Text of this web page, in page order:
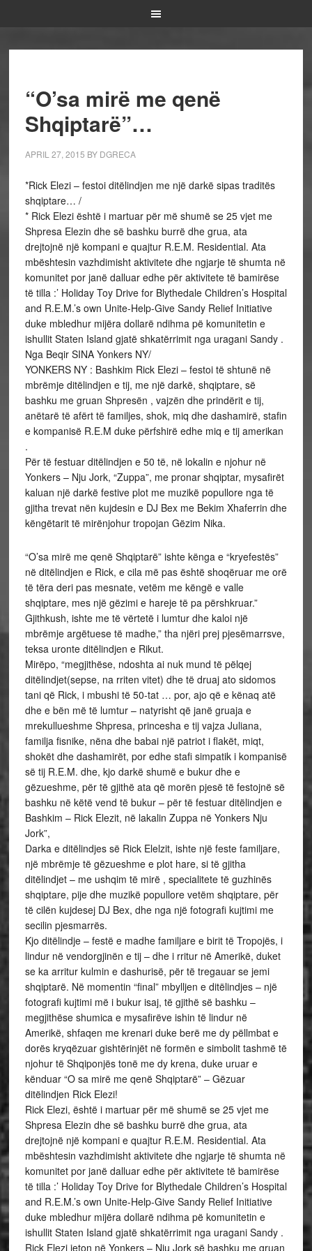
“O’sa mirë me qenë
Shqiptarë”…
APRIL 27, 2015 BY DGRECA
*Rick Elezi – festoi ditëlindjen me një darkë sipas traditës
shqiptare… /
* Rick Elezi është i martuar për më shumë se 25 vjet me
Shpresa Elezin dhe së bashku burrë dhe grua, ata
drejtojnë një kompani e quajtur R.E.M. Residential. Ata
mbështesin vazhdimisht aktivitete dhe ngjarje të shumta në
komunitet por janë dalluar edhe për aktivitete të bamirëse
të tilla :’ Holiday Toy Drive for Blythedale Children’s Hospital
and R.E.M.’s own Unite-Help-Give Sandy Relief Initiative
duke mbledhur mijëra dollarë ndihma pë komunitetin e
ishullit Staten Island gjatë shkatërrimit nga uragani Sandy .
Nga Beqir SINA Yonkers NY/
YONKERS NY : Bashkim Rick Elezi – festoi të shtunë në
mbrëmje ditëlindjen e tij, me një darkë, shqiptare, së
bashku me gruan Shpresën , vajzën dhe prindërit e tij,
anëtarë të afërt të familjes, shok, miq dhe dashamirë, stafin
e kompanisë R.E.M duke përfshirë edhe miq e tij amerikan
.
Për të festuar ditëlindjen e 50 të, në lokalin e njohur në
Yonkers – Nju Jork, “Zuppa”, me pronar shqiptar, mysafirët
kaluan një darkë festive plot me muzikë popullore nga të
gjitha trevat nën kujdesin e DJ Bex me Bekim Xhaferrin dhe
këngëtarit të mirënjohur tropojan Gëzim Nika.
“O’sa mirë me qenë Shqiptarë” ishte kënga e “kryefestës”
në ditëlindjen e Rick, e cila më pas është shoqëruar me orë
të tëra deri pas mesnate, vetëm me këngë e valle
shqiptare, mes një gëzimi e hareje të pa përshkruar.”
Gjithkush, ishte me të vërtetë i lumtur dhe kaloi një
mbrëmje argëtuese të madhe,” tha njëri prej pjesëmarrsve,
teksa uronte ditëlindjen e Rikut.
Mirëpo, “megjithëse, ndoshta ai nuk mund të pëlqej
ditëlindjet(sepse, na rriten vitet) dhe të druaj ato sidomos
tani që Rick, i mbushi të 50-tat … por, ajo që e kënaq atë
dhe e bën më të lumtur – natyrisht që janë gruaja e
mrekullueshme Shpresa, princesha e tij vajza Juliana,
familja fisnike, nëna dhe babai një patriot i flakët, miqt,
shokët dhe dashamirët, por edhe stafi simpatik i kompanisë
së tij R.E.M. dhe, kjo darkë shumë e bukur dhe e
gëzueshme, për të gjithë ata që morën pjesë të festojnë së
bashku në këtë vend të bukur – për të festuar ditëlindjen e
Bashkim – Rick Elezit, në lakalin Zuppa në Yonkers Nju
Jork”,
Darka e ditëlindjes së Rick Elelzit, ishte një feste familjare,
një mbrëmje të gëzueshme e plot hare, si të gjitha
ditëlindjet – me ushqim të mirë , specialitete të guzhinës
shqiptare, pije dhe muzikë popullore vetëm shqiptare, për
të cilën kujdesej DJ Bex, dhe nga një fotografi kujtimi me
secilin pjesmarrës.
Kjo ditëlindje – festë e madhe familjare e birit të Tropojës, i
lindur në vendorgjinën e tij – dhe i rritur në Amerikë, duket
se ka arritur kulmin e dashurisë, për të tregauar se jemi
shqiptarë. Në momentin “final” mbylljen e ditëlindjes – një
fotografi kujtimi më i bukur isaj, të gjithë së bashku –
megjithëse shumica e mysafirëve ishin të lindur në
Amerikë, shfaqen me krenari duke berë me dy pëllmbat e
dorës kryqëzuar gishtërinjët në formën e simbolit tashmë të
njohur të Shqiponjës tonë me dy krena, duke uruar e
kënduar “O sa mirë me qenë Shqiptarë” – Gëzuar
ditëlindjen Rick Elezi!
Rick Elezi, është i martuar për më shumë se 25 vjet me
Shpresa Elezin dhe së bashku burrë dhe grua, ata
drejtojnë një kompani e quajtur R.E.M. Residential. Ata
mbështesin vazhdimisht aktivitete dhe ngjarje të shumta në
komunitet por janë dalluar edhe për aktivitete të bamirëse
të tilla :’ Holiday Toy Drive for Blythedale Children’s Hospital
and R.E.M.’s own Unite-Help-Give Sandy Relief Initiative
duke mbledhur mijëra dollarë ndihma pë komunitetin e
ishullit Staten Island gjatë shkatërrimit nga uragani Sandy .
Rick Elezi jeton në Yonkers – Nju Jork së bashku me gruan